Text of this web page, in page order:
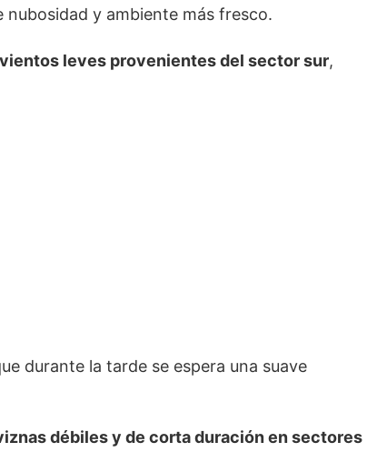
nubosidad y ambiente más fresco.
leves provenientes del sector sur,
durante la tarde se espera una suave
débiles y de corta duración en sectores